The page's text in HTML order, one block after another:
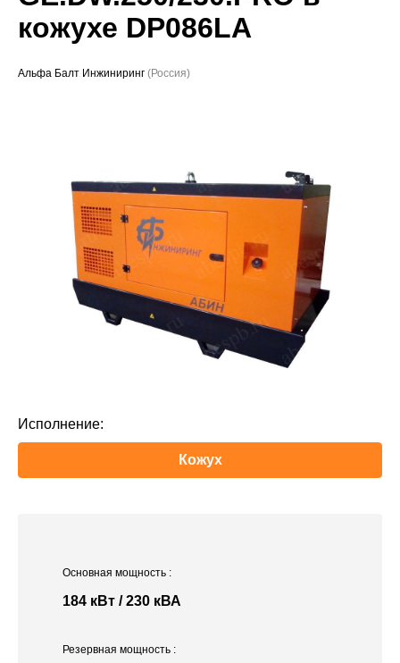
кожухе DP086LA
Альфа Балт Инжиниринг (Россия)
Исполнение:
Кожух
Основная мощность :
184 кВт / 230 кВА
Резервная мощность :